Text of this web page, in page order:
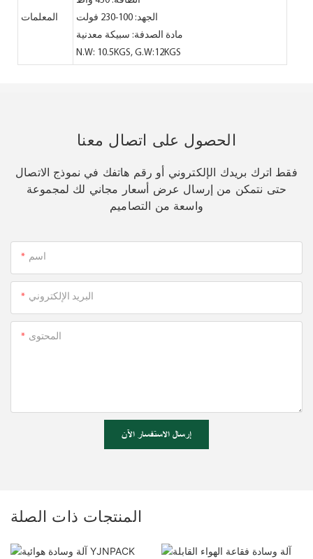
المعلمات
N.W: 10.5KGS, G.W:12KGS
الحصول على اتصال معنا
فقط اترك بريدك الإلكتروني أو رقم هاتفك في نموذج الاتصال
حتى نتمكن من إرسال عرض أسعار مجاني لك لمجموعة
واسعة من التصاميم
اسم
البريد الإلكتروني
المحتوى
إرسال الاستفسار الآن
المنتجات ذات الصلة